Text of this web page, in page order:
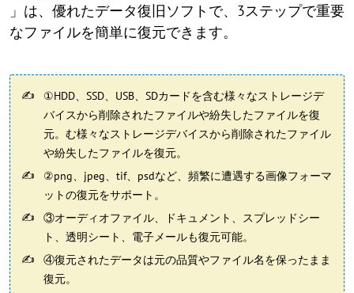
」は、優れたデータ復旧ソフトで、3ステップで重要
なファイルを簡単に復元できます。
①HDD、SSD、USB、SDカードを含む様々なストレージデ
バイスから削除されたファイルや紛失したファイルを復
元。む様々なストレージデバイスから削除されたファイル
や紛失したファイルを復元。
②png、jpeg、tif、psdなど、頻繁に遭遇する画像フォーマ
ットの復元をサポート。
③オーディオファイル、ドキュメント、スプレッドシー
ト、透明シート、電子メールも復元可能。
④復元されたデータは元の品質やファイル名を保ったまま
復元。